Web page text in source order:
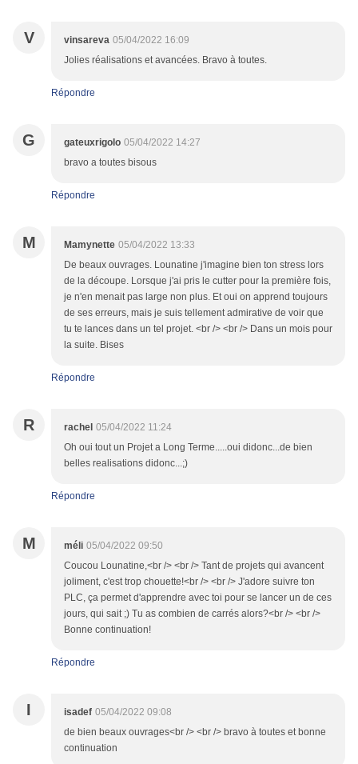
V vinsareva 05/04/2022 16:09
Jolies réalisations et avancées. Bravo à toutes.
Répondre
G gateuxrigolo 05/04/2022 14:27
bravo a toutes bisous
Répondre
M Mamynette 05/04/2022 13:33
De beaux ouvrages. Lounatine j'imagine bien ton stress lors
de la découpe. Lorsque j'ai pris le cutter pour la première fois,
je n'en menait pas large non plus. Et oui on apprend toujours
de ses erreurs, mais je suis tellement admirative de voir que
tu te lances dans un tel projet. <br /> <br /> Dans un mois pour
la suite. Bises
Répondre
R rachel 05/04/2022 11:24
Oh oui tout un Projet a Long Terme.....oui didonc...de bien
belles realisations didonc...;)
Répondre
M méli 05/04/2022 09:50
Coucou Lounatine,<br /> <br /> Tant de projets qui avancent
joliment, c'est trop chouette!<br /> <br /> J'adore suivre ton
PLC, ça permet d'apprendre avec toi pour se lancer un de ces
jours, qui sait ;) Tu as combien de carrés alors?<br /> <br />
Bonne continuation!
Répondre
I isadef 05/04/2022 09:08
de bien beaux ouvrages<br /> <br /> bravo à toutes et bonne
continuation